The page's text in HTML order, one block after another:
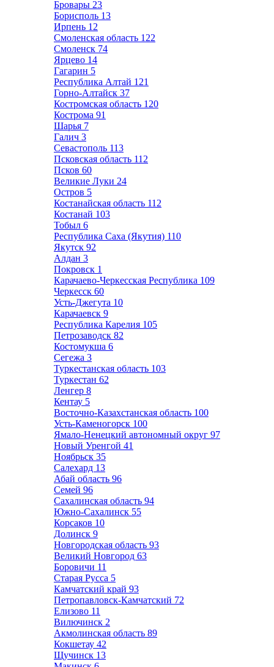
Бровары 23
Борисполь 13
Ирпень 12
Смоленская область 122
Смоленск 74
Ярцево 14
Гагарин 5
Республика Алтай 121
Горно-Алтайск 37
Костромская область 120
Кострома 91
Шарья 7
Галич 3
Севастополь 113
Псковская область 112
Псков 60
Великие Луки 24
Остров 5
Костанайская область 112
Костанай 103
Тобыл 6
Республика Саха (Якутия) 110
Якутск 92
Алдан 3
Покровск 1
Карачаево-Черкесская Республика 109
Черкесск 60
Усть-Джегута 10
Карачаевск 9
Республика Карелия 105
Петрозаводск 82
Костомукша 6
Сегежа 3
Туркестанская область 103
Туркестан 62
Ленгер 8
Кентау 5
Восточно-Казахстанская область 100
Усть-Каменогорск 100
Ямало-Ненецкий автономный округ 97
Новый Уренгой 41
Ноябрьск 35
Салехард 13
Абай область 96
Семей 96
Сахалинская область 94
Южно-Сахалинск 55
Корсаков 10
Долинск 9
Новгородская область 93
Великий Новгород 63
Боровичи 11
Старая Русса 5
Камчатский край 93
Петропавловск-Камчатский 72
Елизово 11
Вилючинск 2
Акмолинская область 89
Кокшетау 42
Щучинск 13